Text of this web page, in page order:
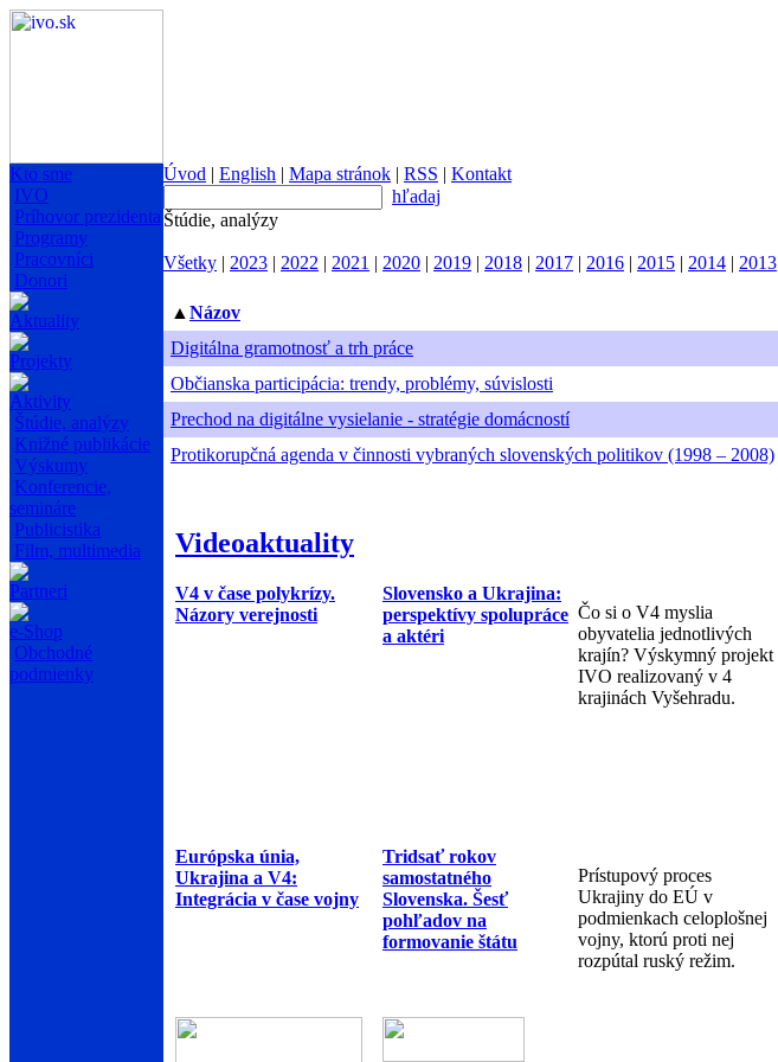
Kto sme
IVO
Príhovor prezidenta
Programy
Pracovníci
Donori
Aktuality
Projekty
Aktivity
Štúdie, analýzy
Knižné publikácie
Výskumy
Konferencie,
semináre
Publicistika
Film, multimedia
Partneri
e-Shop
Obchodné
podmienky
Úvod | English | Mapa stránok | RSS | Kontakt
hľadaj
Štúdie, analýzy
Všetky | 2023 | 2022 | 2021 | 2020 | 2019 | 2018 | 2017 | 2016 | 2015 | 2014 | 2013
▲ Názov
Digitálna gramotnosť a trh práce
Občianska participácia: trendy, problémy, súvislosti
Prechod na digitálne vysielanie - stratégie domácností
Protikorupčná agenda v činnosti vybraných slovenských politikov (1998 – 2008)
Videoaktuality
V4 v čase polykrízy.
Názory verejnosti
Slovensko a Ukrajina:
perspektívy spolupráce
a aktéri
Čo si o V4 myslia
obyvatelia jednotlivých
krajín? Výskymný projekt
IVO realizovaný v 4
krajinách Vyšehradu.
Európska únia,
Ukrajina a V4:
Integrácia v čase vojny
Tridsať rokov
samostatného
Slovenska. Šesť
pohľadov na
formovanie štátu
Prístupový proces
Ukrajiny do EÚ v
podmienkach celoplošnej
vojny, ktorú proti nej
rozpútal ruský režim.